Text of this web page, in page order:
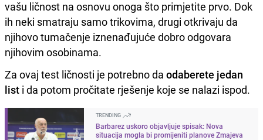
vašu ličnost na osnovu onoga što primjetite prvo. Dok
ih neki smatraju samo trikovima, drugi otkrivaju da
njihovo tumačenje iznenađujuće dobro odgovara
njihovim osobinama.
Za ovaj test ličnosti je potrebno da odaberete jedan
list i da potom pročitate rješenje koje se nalazi ispod.
TRENDING
Barbarez uskoro objavljuje spisak: Nova
situacija mogla bi promijeniti planove Zmajeva